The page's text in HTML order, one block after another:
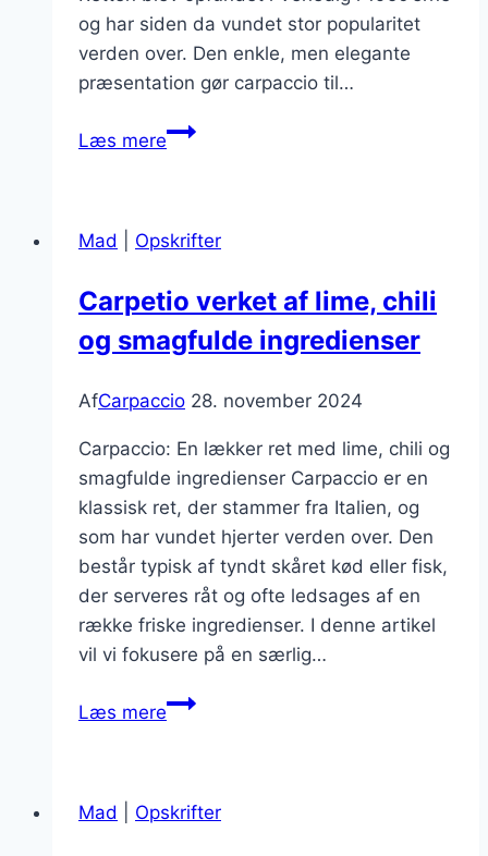
og har siden da vundet stor popularitet
verden over. Den enkle, men elegante
præsentation gør carpaccio til…
Læs mereCarpaccio
feta
Mad Opskrifter
Carpetio verket af lime, chili
og smagfulde ingredienser
AfCarpaccio 28. november 2024
Carpaccio: En lækker ret med lime, chili og
smagfulde ingredienser Carpaccio er en
klassisk ret, der stammer fra Italien, og
som har vundet hjerter verden over. Den
består typisk af tyndt skåret kød eller fisk,
der serveres råt og ofte ledsages af en
række friske ingredienser. I denne artikel
vil vi fokusere på en særlig…
Læs mereCarpetio
chili
Mad Opskrifter